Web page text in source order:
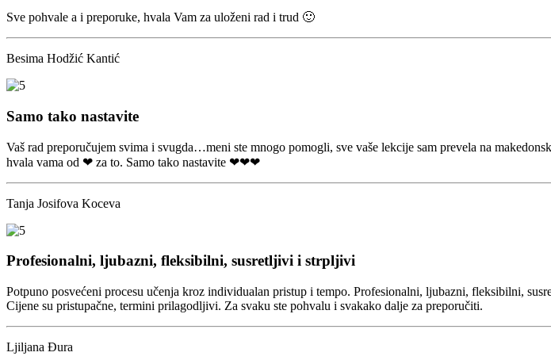
Sve pohvale a i preporuke, hvala Vam za uloženi rad i trud 🙂
Besima Hodžić Kantić
Samo tako nastavite
Vaš rad preporučujem svima i svugda…meni ste mnogo pomogli, sve vaše lekcije sam prevela na
hvala vama od ❤ za to. Samo tako nastavite ❤❤❤
Tanja Josifova Koceva
Profesionalni, ljubazni, fleksibilni, susretljivi i strpljivi
Potpuno posvećeni procesu učenja kroz individualan pristup i tempo. Profesionalni, ljubazni, fleksibilni,
Cijene su pristupačne, termini prilagodljivi. Za svaku ste pohvalu i svakako dalje za preporučiti.
Ljiljana Đura